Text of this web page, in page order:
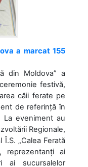
a marcat 155
din Moldova” a
festivă,
căii ferate pe
de referință în
La eveniment au
Regionale,
„Calea Ferată
reprezentanți ai
ai sucursalelor